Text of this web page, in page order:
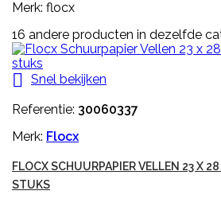
Merk: flocx
16 andere producten in dezelfde
 Snel bekijken
Referentie: 30060337
Merk: Flocx
FLOCX SCHUURPAPIER VELLEN 23 X
STUKS